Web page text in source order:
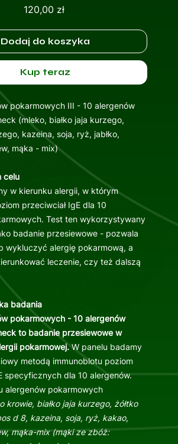
120,00 złCena
Dodaj do koszyka
Kup teraz
pokarmowych III - 10 alergenów
(mleko, białko jaja kurzego,
kazeina, soja, ryż, jabłko,
mąka - mix)
celu
w kierunku alergii, w którym
przeciwciał IgE dla 10
Test ten wykorzystywany
badanie przesiewowe - pozwala
wykluczyć alergię pokarmową, a
leczenie, czy też dalszą
badania
pokarmowych - 10 alergenów
to badanie przesiewowe w
pokarmowej.W panelu badamy
metodą immunoblotu poziom
specyficznych dla 10 alergenów.
alergenów pokarmowych
krowie, białko jaja kurzego, żółtko
d 8, kazeina, soja, ryż, kakao,
mąka-mix (mąki ze zbóż: